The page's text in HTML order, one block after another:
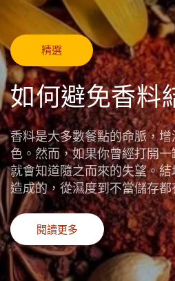
精選
如何避免香料
香料是大多數餐點的命脈，
色。然而，如果你曾經打開
就會知道隨之而來的失望。
造成的，從濕度到不當儲存
閱讀更多